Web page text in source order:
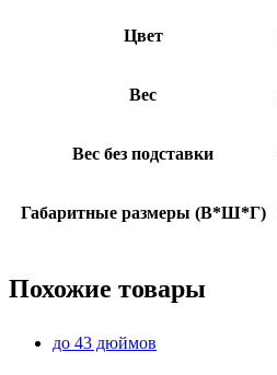
Цвет
Вес
Вес без подставки
Габаритные размеры (В*Ш*Г)
Похожие товары
до 43 дюймов